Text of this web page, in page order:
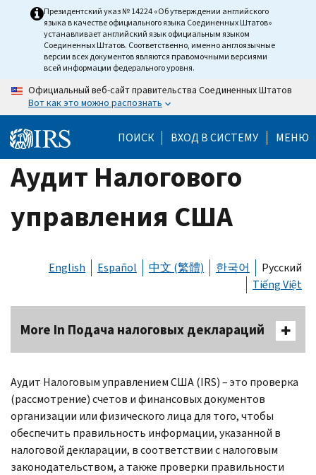
Президентский указ № 14224 «Об утверждении английского
языка в качестве официального языка Соединенных Штатов»
устанавливает английский язык официальным языком
Соединенных Штатов. Соответственно, именно англоязычные
версии всех документов являются правомочными версиями
всей информации федерального уровня.
Официальный веб-сайт правительства Соединенных Штатов
Вот как это можно распознать
ПОИСК ВХОД В СИСТЕМУ МЕНЮ
Аудит Налогового
управления США
English Español 中文 (繁體) 한국어
Русский
Tiếng Việt
More In Подача налоговых деклараций
Аудит Налоговым управлением США (IRS) – это проверка
(рассмотрение) счетов и финансовых документов
организации или физического лица для того, чтобы
обеспечить правильность информации, указанной в
налоговой декларации, в соответствии с налоговым
законодательством, а также проверки правильности